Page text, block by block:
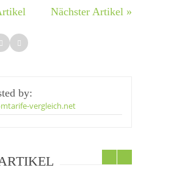
Nächster Artikel »
by:
vergleich.net